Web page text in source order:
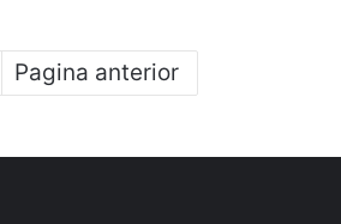
Pagina anterior